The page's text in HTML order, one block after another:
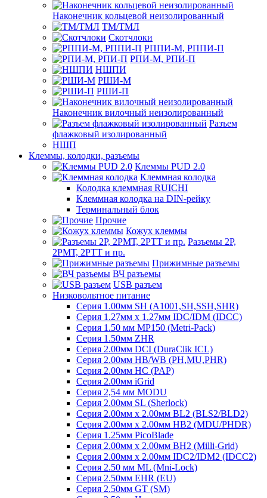
Наконечник кольцевой неизолированный
ТМ/ТМЛ
Скотчлоки
РППИ-М, РППИ-П
РПИ-М, РПИ-П
НШПИ
РШИ-М
РШИ-П
Наконечник вилочный неизолированный
Разъем
флажковый изолированный
НШП
Клеммы, колодки, разъемы
Клеммы PUD 2.0
Клеммная колодка
Колодка клеммная RUICHI
Клеммная колодка на DIN-рейку
Терминальный блок
Прочие
Кожух клеммы
Разъемы 2Р,
2РМТ, 2РТТ и пр.
Прижимные разъемы
ВЧ разъемы
USB разъем
Низковольтное питание
Серия 1.00мм SH (A1001,SH,SSH,SHR)
Серия 1.27мм x 1.27мм IDC/IDM (IDCC)
Серия 1.50 мм MP150 (Metri-Pack)
Серия 1.50мм ZHR
Серия 2.00мм DCI (DuraClik ICL)
Серия 2.00мм HB/WB (PH,MU,PHR)
Серия 2.00мм HC (PAP)
Серия 2.00мм iGrid
Серия 2,54 мм MODU
Серия 2.00мм SL (Sherlock)
Серия 2.00мм x 2.00мм BL2 (BLS2/BLD2)
Серия 2.00мм x 2.00мм HB2 (MDU/PHDR)
Серия 1.25мм PicoBlade
Серия 2.00мм х 2.00мм BH2 (Milli-Grid)
Серия 2.00мм х 2.00мм IDC2/IDM2 (IDCC2)
Серия 2.50 мм ML (Mni-Lock)
Серия 2.50мм EHR (EU)
Серия 2.50мм GT (SM)